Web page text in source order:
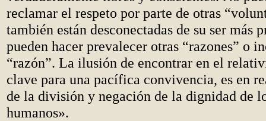
reclamar el respeto por parte de otras
también están desconectadas de su ser más
pueden hacer prevalecer otras “razones” o
“razón”. La ilusión de encontrar en el
clave para una pacífica convivencia, es en
de la división y negación de la dignidad de
humanos».